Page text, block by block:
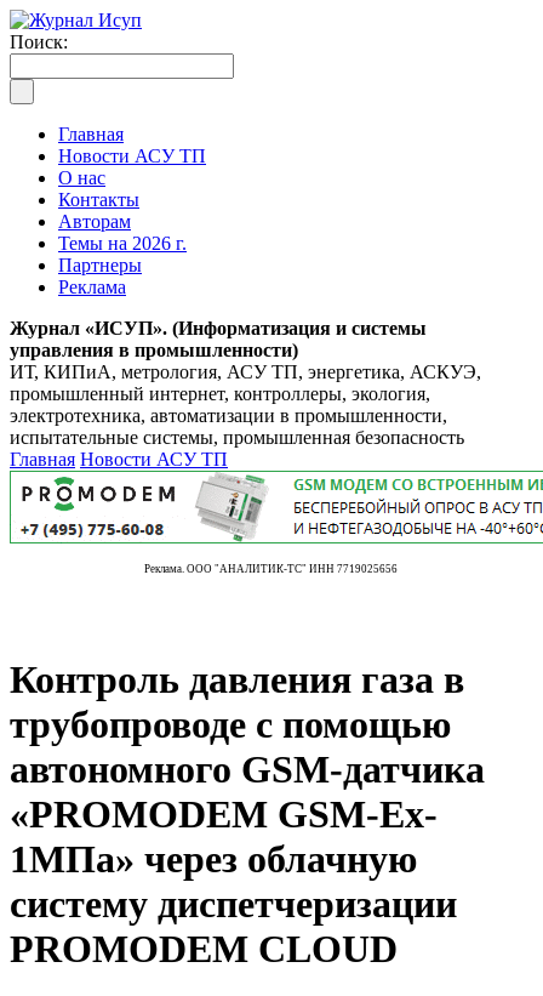
Поиск:
Главная
Новости АСУ ТП
О нас
Контакты
Авторам
Темы на 2026 г.
Партнеры
Реклама
Журнал «ИСУП». (Информатизация и системы
управления в промышленности)
ИТ, КИПиА, метрология, АСУ ТП, энергетика, АСКУЭ,
промышленный интернет, контроллеры, экология,
электротехника, автоматизации в промышленности,
испытательные системы, промышленная безопасность
Главная Новости АСУ ТП
Реклама. ООО "АНАЛИТИК-ТС" ИНН 7719025656
Контроль давления газа в
трубопроводе с помощью
автономного GSM-датчика
«PROMODEM GSM-Ex-
1МПа» через облачную
систему диспетчеризации
PROMODEM CLOUD